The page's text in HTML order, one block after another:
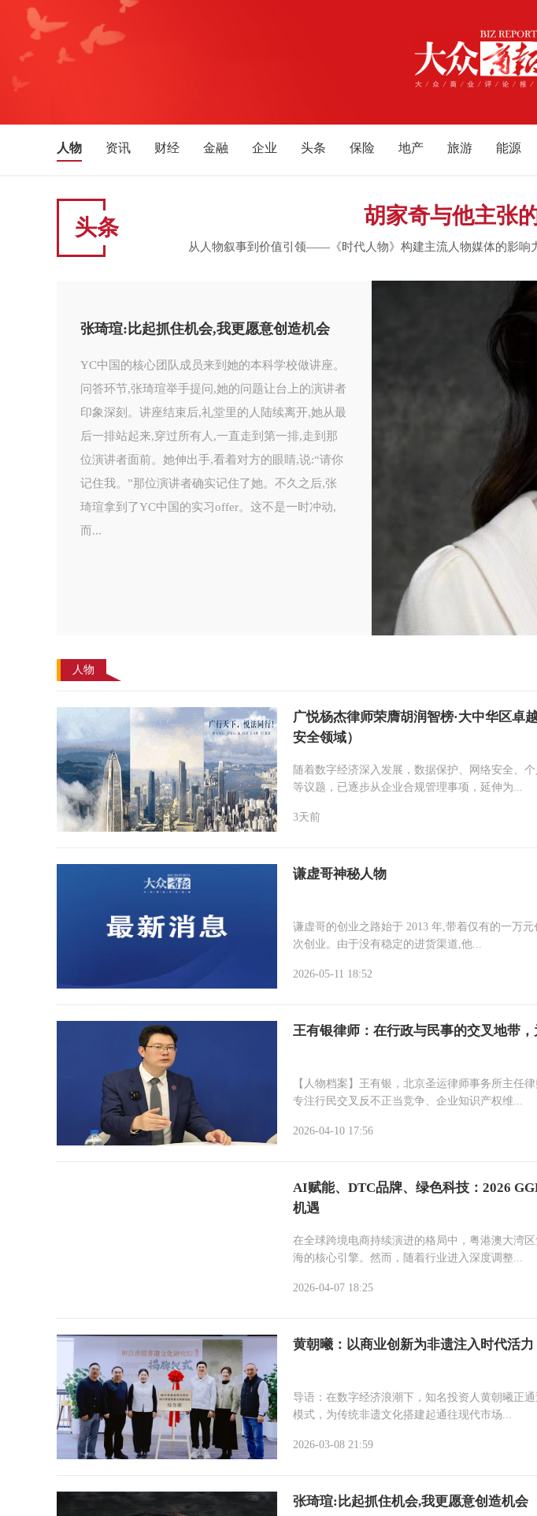
人物 资讯 财经 金融 企业 头条 保险 地产 旅游 能源
湖北
重庆 江西 海南 云南
新疆
宁夏 内蒙古 游戏 母婴
头条 胡家奇与他主张
从人物叙事到价值引领——《时代人物》构建主流人物媒体的影响
张琦瑄:比起抓住机会,我更愿意创造机会
YC中国的核心团队成员来到她的本科学校做讲座。
问答环节,张琦瑄举手提问,她的问题让台上的演讲者
印象深刻。讲座结束后,礼堂里的人陆续离开,她从最
后一排站起来,穿过所有人,一直走到第一排,走到那
位演讲者面前。她伸出手,看着对方的眼睛,说:“请你
记住我。”那位演讲者确实记住了她。不久之后,张
琦瑄拿到了YC中国的实习offer。这不是一时冲动,
而...
人物
广悦杨杰律师荣膺胡润智榜·大中华区卓
安全领域）
随着数字经济深入发展，数据保护、网络安全、
等议题，已逐步从企业合规管理事项，延伸为...
3天前
谦虚哥神秘人物
谦虚哥的创业之路始于 2013 年,带着仅有的一万元创业资金,他在昆明周边开启了人生的第一
次创业。由于没有稳定的进货渠道,他...
2026-05-11 18:52
王有银律师：在行政与民事的交叉地带
【人物档案】王有银，北京圣运律师事务所主任
专注行民交叉反不正当竞争、企业知识产权维...
2026-04-10 17:56
AI赋能、DTC品牌、绿色科技：2026
机遇
在全球跨境电商持续演进的格局中，粤港澳大湾
海的核心引擎。然而，随着行业进入深度调整...
2026-04-07 18:25
黄朝曦：以商业创新为非遗注入时代活力
导语：在数字经济浪潮下，知名投资人黄朝曦正
模式，为传统非遗文化搭建起通往现代市场...
2026-03-08 21:59
张琦瑄:比起抓住机会,我更愿意创造机会